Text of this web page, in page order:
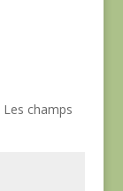
Les champs